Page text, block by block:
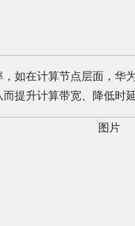
如在计算节点层面，华
提升计算带宽、降低时